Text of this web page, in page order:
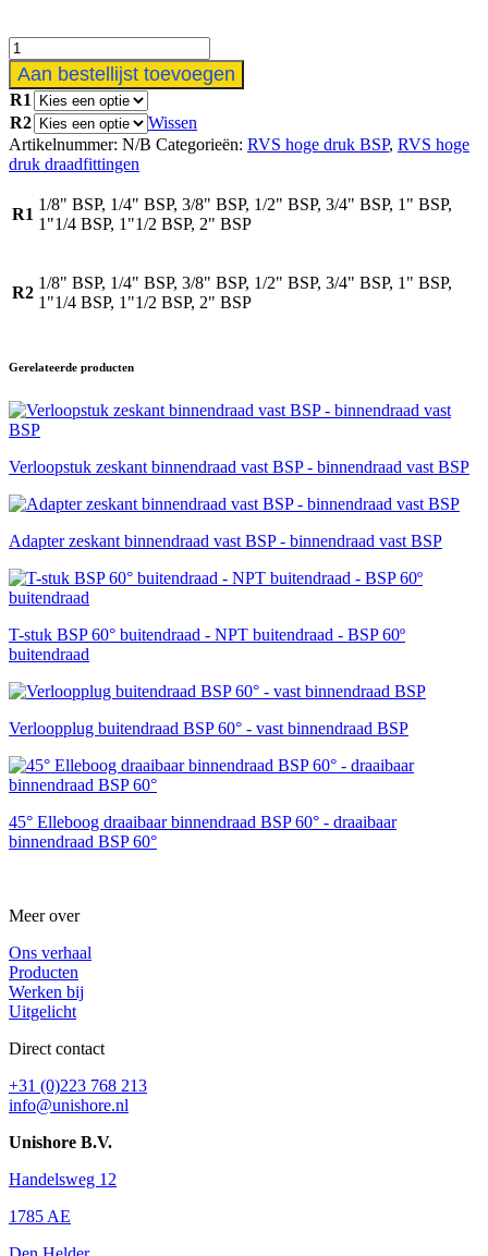
Verloopstuk
buitendraad
BSP
60°
-
binnendraad
BSP
Aan bestellijst toevoegen
R1
R2
Wissen
Artikelnummer: N/B Categorieën: RVS hoge druk BSP, RVS hoge
druk draadfittingen
R1
1/8" BSP, 1/4" BSP, 3/8" BSP, 1/2" BSP, 3/4" BSP, 1" BSP,
1"1/4 BSP, 1"1/2 BSP, 2" BSP
R2
1/8" BSP, 1/4" BSP, 3/8" BSP, 1/2" BSP, 3/4" BSP, 1" BSP,
1"1/4 BSP, 1"1/2 BSP, 2" BSP
Gerelateerde producten
Verloopstuk zeskant binnendraad vast BSP - binnendraad vast BSP
Adapter zeskant binnendraad vast BSP - binnendraad vast BSP
T-stuk BSP 60° buitendraad - NPT buitendraad - BSP 60º
buitendraad
Verloopplug buitendraad BSP 60° - vast binnendraad BSP
45° Elleboog draaibaar binnendraad BSP 60° - draaibaar
binnendraad BSP 60°
Meer over
Ons verhaal
Producten
Werken bij
Uitgelicht
Direct contact
+31 (0)223 768 213
info@unishore.nl
Unishore B.V.
Handelsweg 12
1785 AE